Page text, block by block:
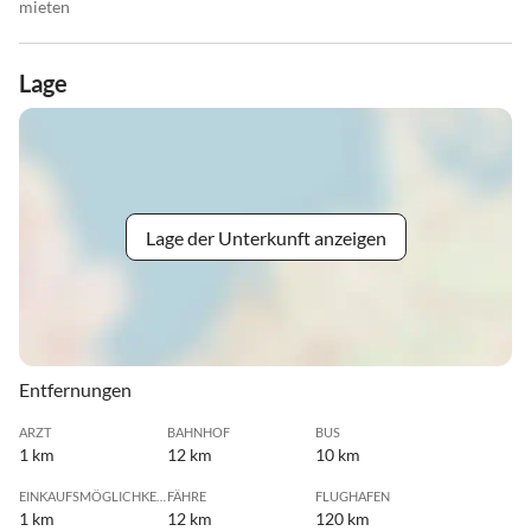
mieten
Lage
Lage der Unterkunft anzeigen
Entfernungen
ARZT
1 km
BAHNHOF
12 km
BUS
10 km
1 km
FÄHRE
12 km
FLUGHAFEN
120 km